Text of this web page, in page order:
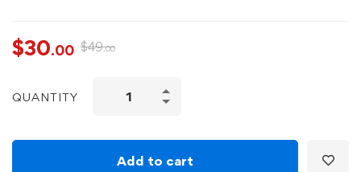
$30.00 $49.00
QUANTITY
Add to cart